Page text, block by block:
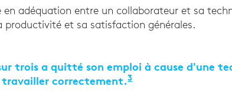
adéquation entre un collaborateur et sa
productivité et sa satisfaction générales.
trois a quitté son emploi à cause d'une
correctement.3"L’état du travail